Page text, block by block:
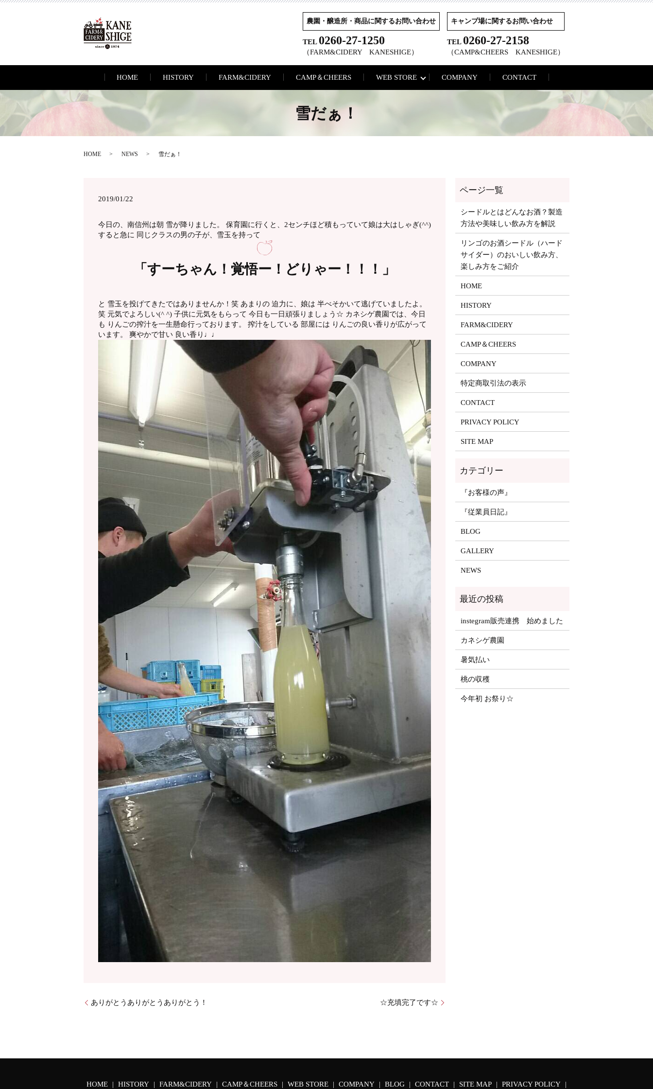
農園・醸造所・商品に関するお問い合わせ
TEL 0260-27-1250
（FARM&CIDERY KANESHIGE）
キャンプ場に関するお問い合わせ
TEL 0260-27-2158
（CAMP&CHEERS KANESHIGE）
HOME HISTORY FARM&CIDERY CAMP＆CHEERS WEB STORE COMPANY CONTACT
雪だぁ！
HOME NEWS 雪だぁ！
2019/01/22
今日の、南信州は朝 雪が降りました。 保育園に行くと、2センチほど積もっていて娘は大はしゃぎ(^^)
すると急に 同じクラスの男の子が、雪玉を持って
「すーちゃん！覚悟ー！どりゃー！！！」
と 雪玉を投げてきたではありませんか！笑 あまりの 迫力に、娘は 半べそかいて逃げていましたよ。
笑 元気でよろしい(^ ^) 子供に元気をもらって 今日も一日頑張りましょう☆ カネシゲ農園では、今日
も りんごの搾汁を一生懸命行っております。 搾汁をしている 部屋には りんごの良い香りが広がって
います。 爽やかで甘い 良い香り♩♩
ありがとうありがとうありがとう！ ☆充填完了です☆
シードルとはどんなお酒？製造
方法や美味しい飲み方を解説
リンゴのお酒シードル（ハード
サイダー）のおいしい飲み方、
楽しみ方をご紹介
HOME
HISTORY
FARM&CIDERY
CAMP＆CHEERS
COMPANY
特定商取引法の表示
CONTACT
PRIVACY POLICY
SITE MAP
『お客様の声』
『従業員日記』
BLOG
GALLERY
NEWS
instegram販売連携 始めました
カネシゲ農園
暑気払い
桃の収穫
今年初 お祭り☆
HOME HISTORY FARM&CIDERY CAMP＆CHEERS WEB STORE COMPANY BLOG CONTACT SITE MAP PRIVACY POLICY